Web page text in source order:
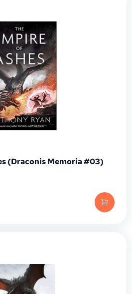
(Draconis Memoria #03)